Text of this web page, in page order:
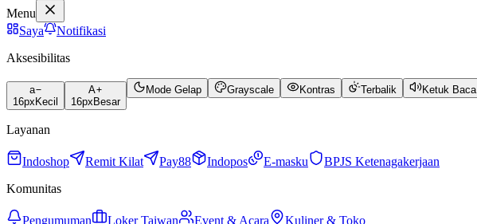
Menu
Saya
Notifikasi
Aksesibilitas
a
16px Kecil
A
16px Besar
Mode Gelap Grayscale Kontras Terbalik Ketuk Baca
Layanan
Indoshop Remit Kilat Pay88 Indopos E-masku
BPJS Ketenagakerjaan
Komunitas
Pengumuman Loker Taiwan Event & Acara Kuliner & Toko